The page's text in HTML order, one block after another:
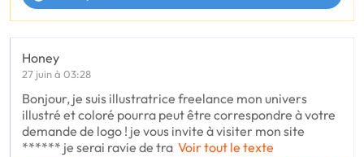
Honey
27 juin à 03:28
Bonjour, je suis illustratrice freelance mon univers
illustré et coloré pourra peut être correspondre à votre
demande de logo ! je vous invite à visiter mon site
****** je serai ravie de tra Voir tout le texte